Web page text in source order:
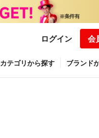
ログイン 会
カテゴリから探す ブランド